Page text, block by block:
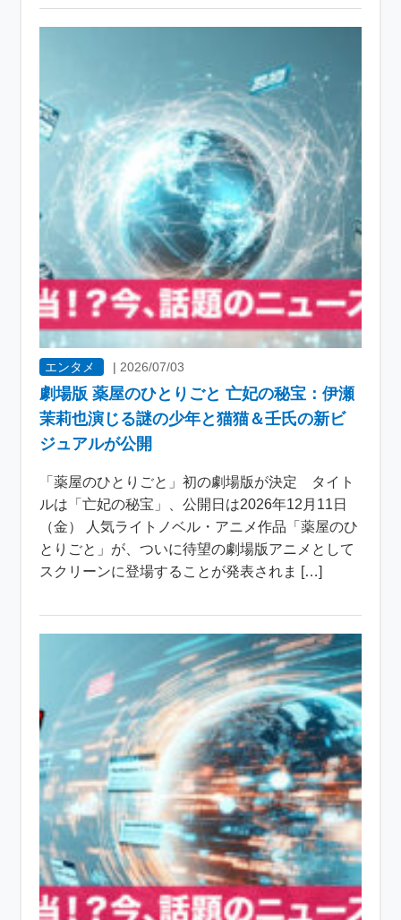
エンタメ | 2026/07/03
劇場版 薬屋のひとりごと 亡妃の秘宝：伊瀬
茉莉也演じる謎の少年と猫猫＆壬氏の新ビ
ジュアルが公開
「薬屋のひとりごと」初の劇場版が決定 タイト
ルは「亡妃の秘宝」、公開日は2026年12月11日
（金） 人気ライトノベル・アニメ作品「薬屋のひ
とりごと」が、ついに待望の劇場版アニメとして
スクリーンに登場することが発表されま […]